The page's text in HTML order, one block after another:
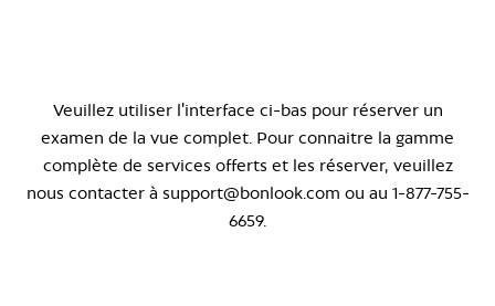
Veuillez utiliser l'interface ci-bas pour réserver un
examen de la vue complet. Pour connaitre la gamme
complète de services offerts et les réserver, veuillez
nous contacter à support@bonlook.com ou au 1-877-755-
6659.